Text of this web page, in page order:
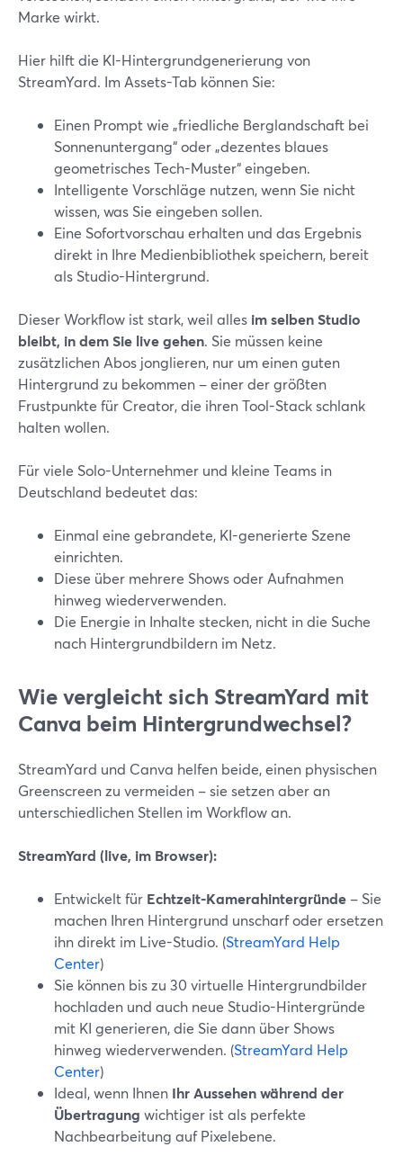
Marke wirkt.
Hier hilft die KI-Hintergrundgenerierung von
StreamYard. Im Assets-Tab können Sie:
Einen Prompt wie „friedliche Berglandschaft bei
Sonnenuntergang“ oder „dezentes blaues
geometrisches Tech-Muster“ eingeben.
Intelligente Vorschläge nutzen, wenn Sie nicht
wissen, was Sie eingeben sollen.
Eine Sofortvorschau erhalten und das Ergebnis
direkt in Ihre Medienbibliothek speichern, bereit
als Studio-Hintergrund.
Dieser Workflow ist stark, weil alles im selben Studio
bleibt, in dem Sie live gehen. Sie müssen keine
zusätzlichen Abos jonglieren, nur um einen guten
Hintergrund zu bekommen – einer der größten
Frustpunkte für Creator, die ihren Tool-Stack schlank
halten wollen.
Für viele Solo-Unternehmer und kleine Teams in
Deutschland bedeutet das:
Einmal eine gebrandete, KI-generierte Szene
einrichten.
Diese über mehrere Shows oder Aufnahmen
hinweg wiederverwenden.
Die Energie in Inhalte stecken, nicht in die Suche
nach Hintergrundbildern im Netz.
Wie vergleicht sich StreamYard mit
Canva beim Hintergrundwechsel?
StreamYard und Canva helfen beide, einen physischen
Greenscreen zu vermeiden – sie setzen aber an
unterschiedlichen Stellen im Workflow an.
StreamYard (live, im Browser):
Entwickelt für Echtzeit-Kamerahintergründe – Sie
machen Ihren Hintergrund unscharf oder ersetzen
ihn direkt im Live-Studio. (StreamYard Help
Center)
Sie können bis zu 30 virtuelle Hintergrundbilder
hochladen und auch neue Studio-Hintergründe
mit KI generieren, die Sie dann über Shows
hinweg wiederverwenden. (StreamYard Help
Center)
Ideal, wenn Ihnen Ihr Aussehen während der
Übertragung wichtiger ist als perfekte
Nachbearbeitung auf Pixelebene.